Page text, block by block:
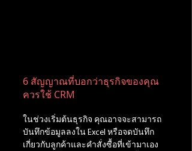
6 สัญญาณที่บอกว่าธุรกิจของคุณ
ควรใช้ CRM
ในช่วงเริ่มต้นธุรกิจ คุณอาจจะสามารถ
บันทึกข้อมูลลงใน Excel หรือจดบันทึก
เกี่ยวกับลูกค้าและคำสั่งซื้อที่เข้ามาเอง